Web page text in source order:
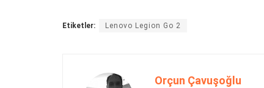
Etiketler: Lenovo Legion Go 2
Orçun Çavuşoğlu